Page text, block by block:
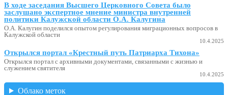
В ходе заседания Высшего Церковного Совета было
заслушано экспертное мнение министра внутренней
политики Калужской области О.А. Калугина
О.А. Калугин поделился опытом регулирования миграционных вопросов в
Калужской области
10.4.2025
Открылся портал «Крестный путь Патриарха Тихона»
Открылся портал с архивными документами, связанными с жизнью и
служением святителя
10.4.2025
Облако меток